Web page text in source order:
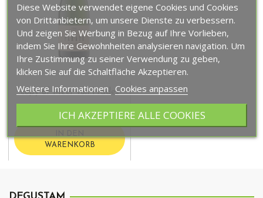
copy of Meer von Frades
10,90 €
WARENKORB
Diese Website verwendet eigene Cookies und Cookies
von Drittanbietern, um unsere Dienste zu verbessern.
Und zeigen Sie Werbung in Bezug auf Ihre Vorlieben,
indem Sie Ihre Gewohnheiten analysieren navigation. Um
Ihre Zustimmung zu seiner Verwendung zu geben,
klicken Sie auf die Schaltfläche Akzeptieren.
Weitere Informationen Cookies anpassen
ICH AKZEPTIERE ALLE COOKIES